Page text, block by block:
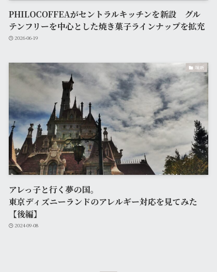
PHILOCOFFEAがセントラルキッチンを新設 グル
テンフリーを中心とした焼き菓子ラインナップを拡充
2026-06-19
場所
アレっ子と行く夢の国。
東京ディズニーランドのアレルギー対応を見てみた
【後編】
2024-09-08